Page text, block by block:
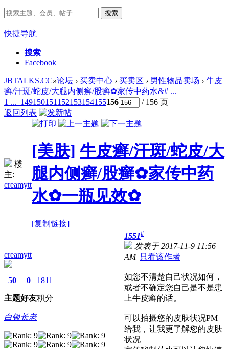
搜索
快捷导航
搜索
Facebook
JBTALKS.CC»论坛 › 买卖中心 › 买卖区 › 男性物品卖场 › 牛皮
癣/汗斑/蛇皮/大腿内侧癣/股癣✿家传中药水&# ...
1 ... 149150151 152153154155156
/ 156 页
返回列表
楼
主:
creamytt
[美肤] 牛皮癣/汗斑/蛇皮/大
腿内侧癣/股癣✿家传中药
水✿一瓶见效✿
[复制链接]
creamytt
50
主题
0
好友
1811
积分
白银长老
1551#
发表于 2017-11-9 11:56
AM |只看该作者
如您不清楚自己状况如何，
或者不确定您自己是不是患
上牛皮癣的话。
可以拍摄您的皮肤状况PM
给我，让我更了解您的皮肤
状况